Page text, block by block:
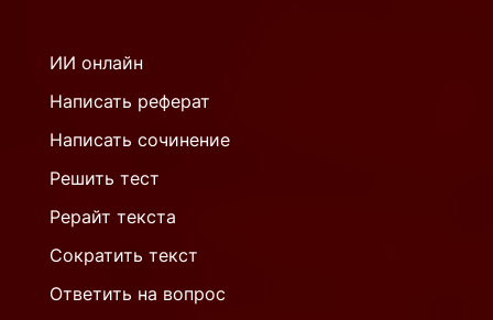
ИИ онлайн
Написать реферат
Написать сочинение
Решить тест
Рерайт текста
Сократить текст
Ответить на вопрос